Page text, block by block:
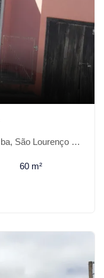
Lourenço do Sul-RS
60 m²